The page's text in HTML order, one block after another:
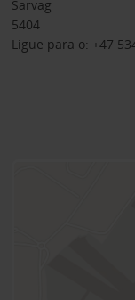
Sarvag
5404
Ligue para o: +47